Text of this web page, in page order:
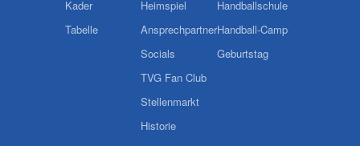
Kader
Tabelle
Heimspiel
Ansprechpartner
Socials
TVG Fan Club
Stellenmarkt
Historie
Handballschule
Handball-Camp
Geburtstag